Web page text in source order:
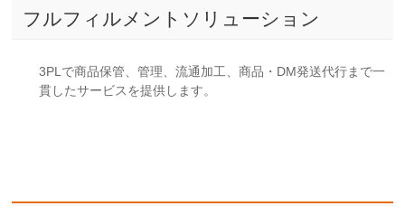
フルフィルメントソリューション
3PLで商品保管、管理、流通加工、商品・DM発送代行まで一
貫したサービスを提供します。